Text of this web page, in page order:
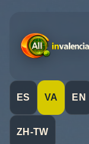
ES VA EN
ZH-TW